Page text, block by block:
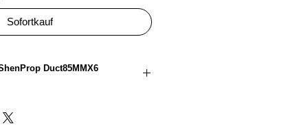
Sofortkauf
Duct85MMX6